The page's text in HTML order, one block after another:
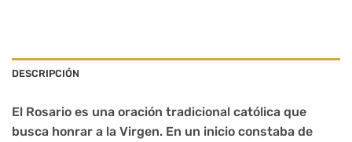
DESCRIPCIÓN
El Rosario es una oración tradicional católica que
busca honrar a la Virgen. En un inicio constaba de